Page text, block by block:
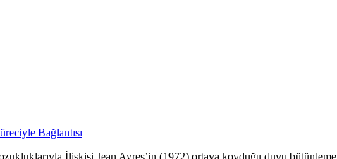
Bağlantısı
İlişkisi Jean Ayres’in (1972) ortaya koyduğu duyu